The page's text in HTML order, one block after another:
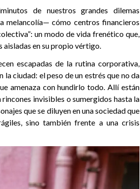
de nuestros grandes dilemas
melancolía— cómo centros financieros
un modo de vida frenético que,
aisladas en su propio vértigo.
escapadas de la rutina corporativa,
ciudad: el peso de un estrés que no da
amenaza con hundirlo todo. Allí están
invisibles o sumergidos hasta la
que se diluyen en una sociedad que
sino también frente a una crisis